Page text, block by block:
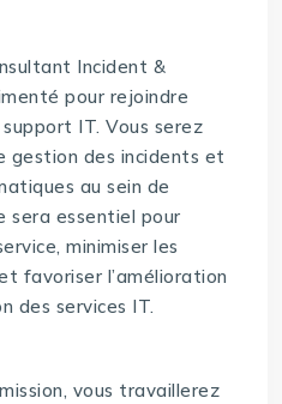
Incident &
pour rejoindre
support IT. Vous serez
gestion des incidents et
au sein de
sera essentiel pour
minimiser les
favoriser l’amélioration
des services IT.
vous travaillerez